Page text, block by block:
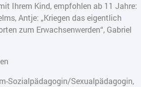
Ihrem Kind, empfohlen ab 11 Jahre:
Antje: „Kriegen das eigentlich
zum Erwachsenwerden“, Gabriel
Sozialpädagogin/Sexualpädagogin,